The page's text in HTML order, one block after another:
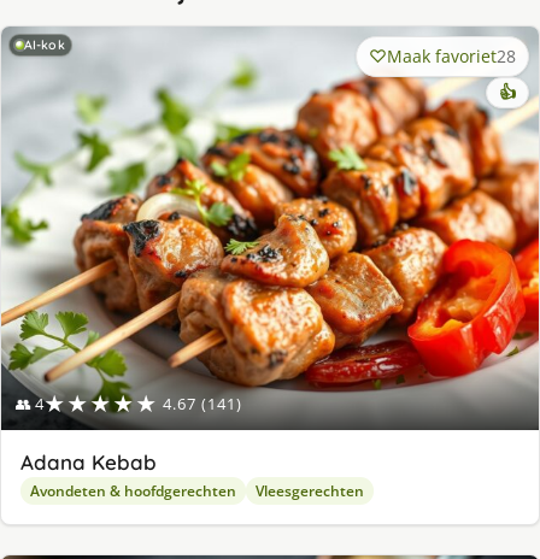
AI-kok
👥 4★★★★★ 4.67 (141)
Maak favoriet28
👍
Adana Kebab
Avondeten & hoofdgerechten Vleesgerechten